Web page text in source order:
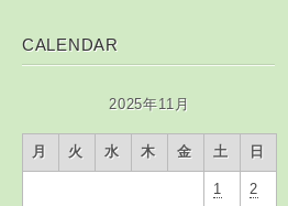
CALENDAR
2025年11月
月 火 水 木 金 土 日
1 2